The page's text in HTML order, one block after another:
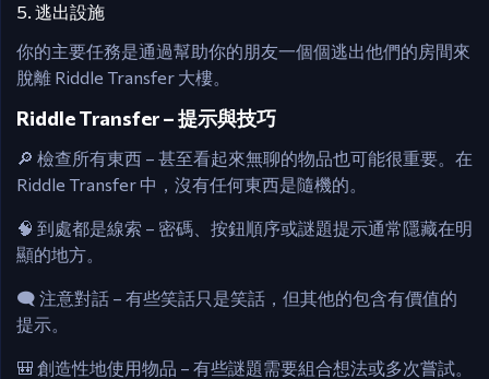
5. 逃出設施
你的主要任務是通過幫助你的朋友一個個逃出他們的房間來
脫離 Riddle Transfer 大樓。
Riddle Transfer – 提示與技巧
🔎 檢查所有東西 – 甚至看起來無聊的物品也可能很重要。在
Riddle Transfer 中，沒有任何東西是隨機的。
🧠 到處都是線索 – 密碼、按鈕順序或謎題提示通常隱藏在明
顯的地方。
🗨️ 注意對話 – 有些笑話只是笑話，但其他的包含有價值的
提示。
🎒 創造性地使用物品 – 有些謎題需要組合想法或多次嘗試。